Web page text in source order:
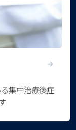
集中治療後症